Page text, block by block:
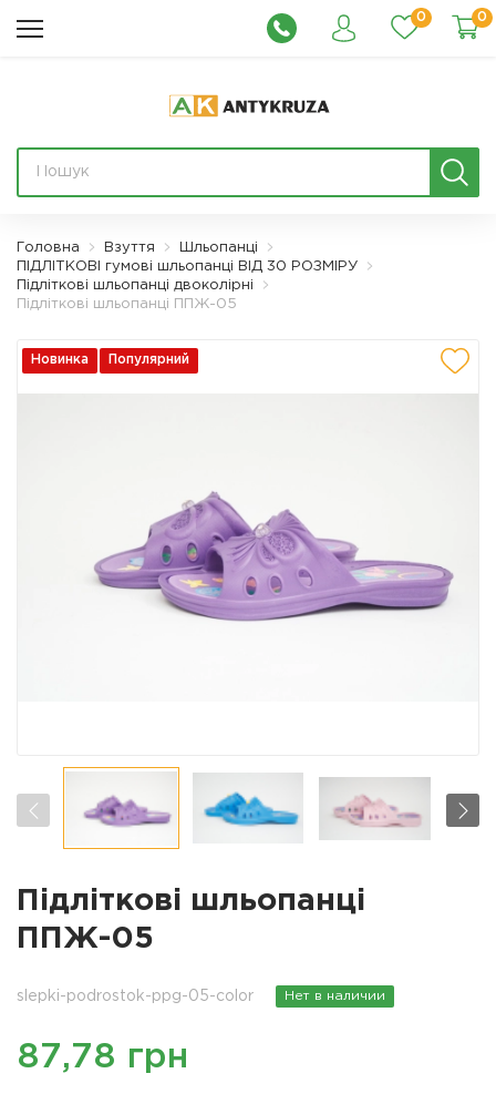
0 0
Головна Взуття
Шльопанці
ПІДЛІТКОВІ гумові шльопанці ВІД 30 РОЗМІРУ
Підліткові шльопанці двоколірні
Підліткові шльопанці ППЖ-05
Новинка Популярний
Підліткові шльопанці
ППЖ-05
slepki-podrostok-ppg-05-color Нет в наличии
87,78 грн